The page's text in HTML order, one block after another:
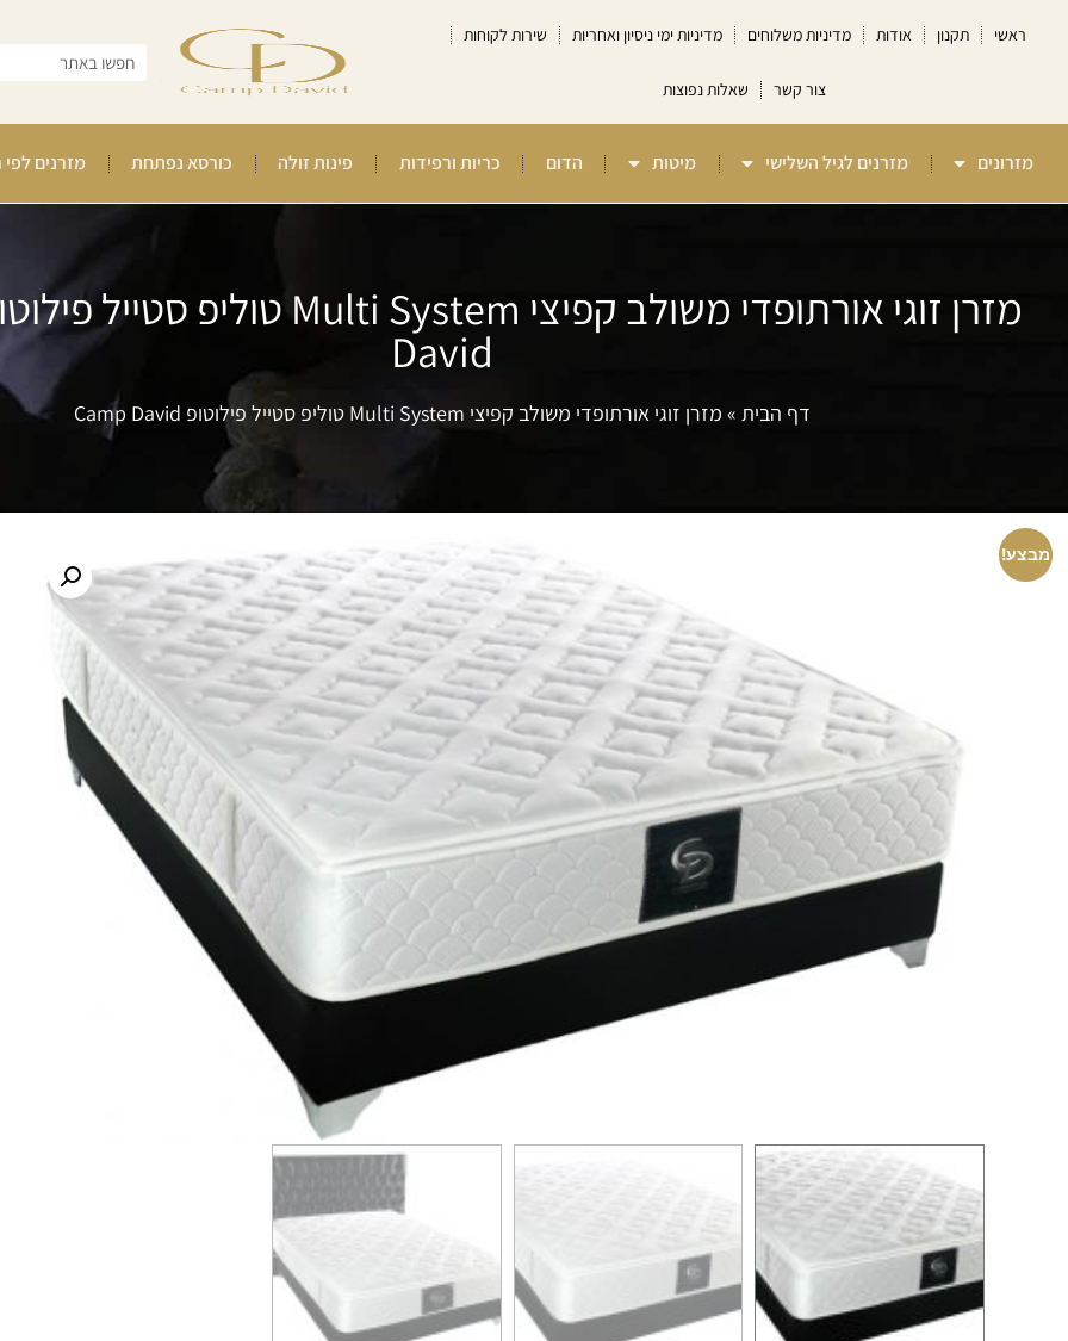
ראשי תקנון אודות מדיניות משלוחים מדיניות ימי ניסיון ואחריות שירות לקוחות
צור קשר שאלות נפוצות
מזרונים מזרנים לגיל השלישי מיטות הדום כריות ורפידות פינות זולה כורסא נפתחת מזרנים
David
דף הבית » מזרן זוגי אורתופדי משולב קפיצי Multi System טוליפ סטייל פילוטופ Camp David
מבצע!